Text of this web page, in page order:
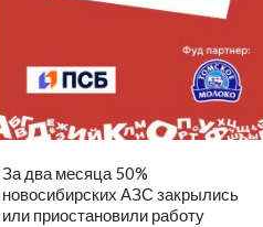
За два месяца 50%
новосибирских АЗС закрылись
или приостановили работу